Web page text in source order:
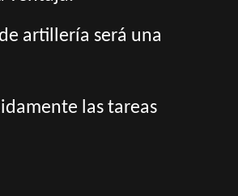
artillería será una
las tareas